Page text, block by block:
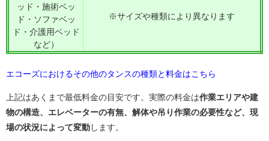
ッド・施術ベッ
ド・ソファベッ
ド・介護用ベッド
など）
※サイズや種類により異なります
エコーズにおけるその他のタンスの種類と料金はこちら
上記はあくまで最低料金の目安です。実際の料金は作業エリアや建
物の構造、エレベーターの有無、解体や吊り作業の必要性など、現
場の状況によって変動します。